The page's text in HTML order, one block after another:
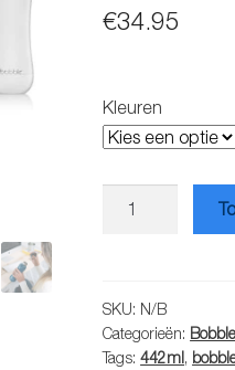
€34.95
Kleuren
ml
aantal
SKU: N/B
Categorieën: Bobble
Tags:442ml,